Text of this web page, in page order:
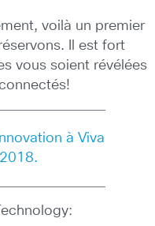
voilà un premier
Il est fort
vous soient révélées
à Viva